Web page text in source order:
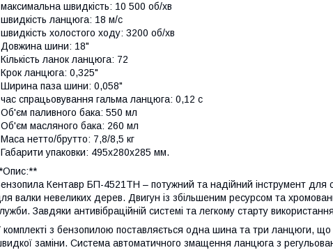
швидкість: 10 500 об/хв
ланцюга: 18 м/с
холостого ходу: 3200 об/хв
шини: 18"
ланок ланцюга: 72
ланцюга: 0,325"
паза шини: 0,058"
спрацьовування гальма ланцюга: 0,12 с
паливного бака: 550 мл
масляного бака: 260 мл
нетто/брутто: 7,8/8,5 кг
упаковки: 495x280x285 мм.
Кентавр БП-4521ТН – потужний та надійний інструмент для
валки невеликих дерев. Двигун із збільшеним ресурсом та
Завдяки антивібраційній системі та легкому старту
комплекті з бензопилою поставляється одна шина та три ланцюги, що
заміни. Система автоматичного змащення ланцюга з